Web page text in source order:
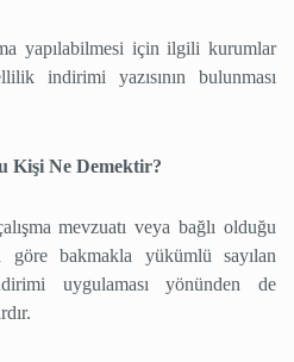
yapılabilmesi için ilgili kurumlar
indirimi yazısının bulunması
Kişi Ne Demektir?
mevzuatı veya bağlı olduğu
göre bakmakla yükümlü sayılan
uygulaması yönünden de